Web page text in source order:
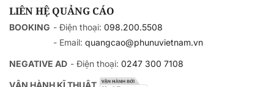
LIÊN HỆ QUẢNG CÁO
BOOKING - Điện thoại: 098.200.5508
- Email: quangcao@phunuvietnam.vn
NEGATIVE AD - Điện thoại: 0247 300 7108
VẬN HÀNH KĨ THUẬT